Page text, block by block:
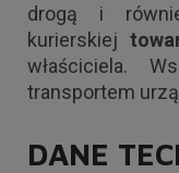
drogą i
kurierskiej
właściciela.
transportem
DANE